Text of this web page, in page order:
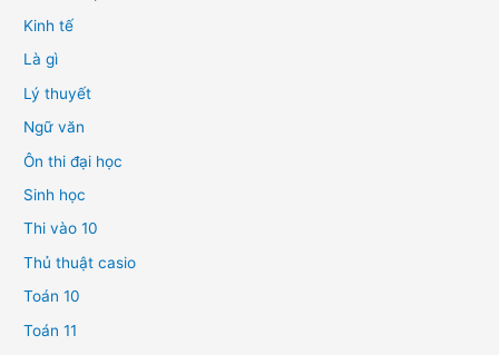
Kinh tế
Là gì
Lý thuyết
Ngữ văn
Ôn thi đại học
Sinh học
Thi vào 10
Thủ thuật casio
Toán 10
Toán 11